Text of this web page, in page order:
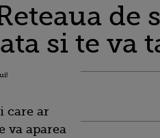
de
si te va
care ar
va aparea